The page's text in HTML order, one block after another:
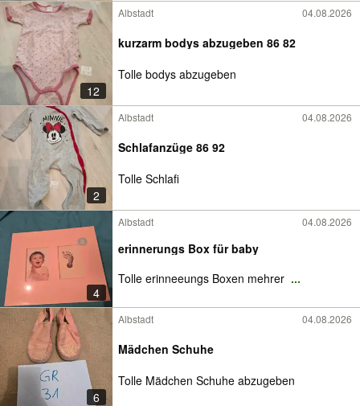
12
Albstadt 04.08.2026
kurzarm bodys abzugeben 86 82
Tolle bodys abzugeben
2
Albstadt 04.08.2026
Schlafanzüge 86 92
Tolle Schlafi
4
Albstadt 04.08.2026
erinnerungs Box für baby
Tolle erinneeungs Boxen mehrer ...
6
Albstadt 04.08.2026
Mädchen Schuhe
Tolle Mädchen Schuhe abzugeben